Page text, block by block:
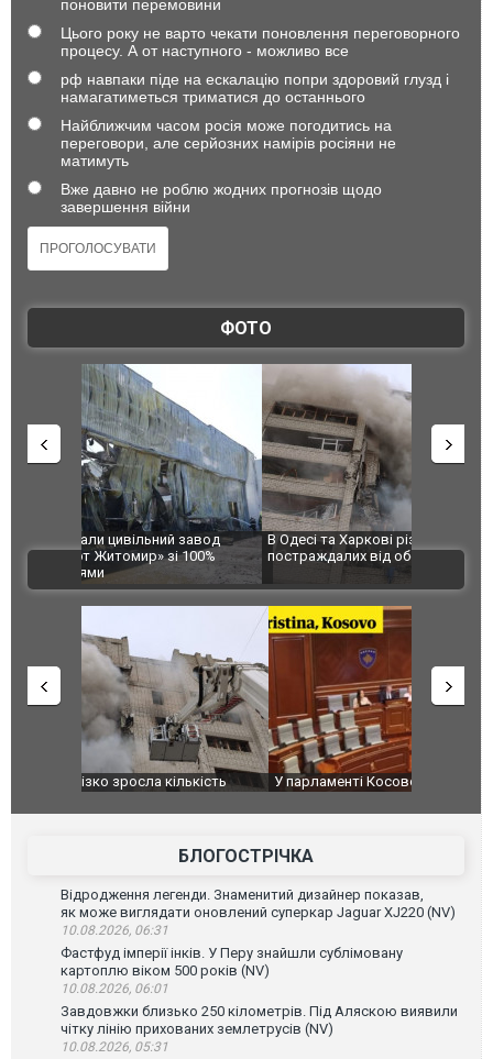
поновити перемовини
Цього року не варто чекати поновлення переговорного
процесу. А от наступного - можливо все
рф навпаки піде на ескалацію попри здоровий глузд і
намагатиметься триматися до останнього
Найближчим часом росія може погодитись на
переговори, але серйозних намірів росіяни не
матимуть
Вже давно не роблю жодних прогнозів щодо
завершення війни
ФОТО
В Одесі та Харкові різко зросла кількість
постраждалих від обстрілу РФ
Ворог
двоє
після
ВІДЕО
У парламенті Косово прем'єра закидали яйцями
Приїхав
до
зіркового
БЛОГОСТРІЧКА
Відродження легенди. Знаменитий дизайнер показав,
як може виглядати оновлений суперкар Jaguar XJ220 (NV)
10.08.2026, 06:31
Фастфуд імперії інків. У Перу знайшли сублімовану
картоплю віком 500 років (NV)
10.08.2026, 06:01
Завдовжки близько 250 кілометрів. Під Аляскою виявили
чітку лінію прихованих землетрусів (NV)
10.08.2026, 05:31